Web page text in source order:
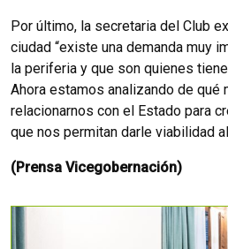
Por último, la secretaria del Club
ciudad “existe una demanda muy
la periferia y que son quienes
Ahora estamos analizando de qué
relacionarnos con el Estado para
que nos permitan darle viabilidad
(Prensa Vicegobernación)